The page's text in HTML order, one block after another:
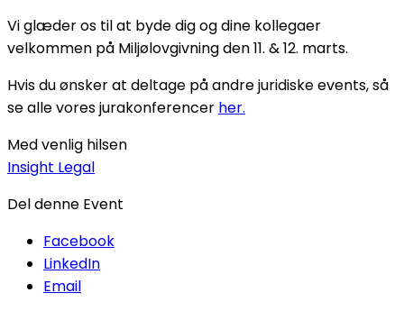
Vi glæder os til at byde dig og dine kollegaer
velkommen på Miljølovgivning den 11. & 12. marts.
Hvis du ønsker at deltage på andre juridiske events, så
se alle vores jurakonferencer her.
Med venlig hilsen
Insight Legal
Del denne Event
Facebook
LinkedIn
Email